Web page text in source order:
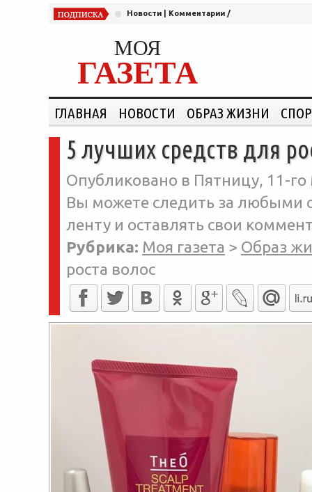
Новости Комментарии /
МОЯ
ГАЗЕТА
ГЛАВНАЯ НОВОСТИ ОБРАЗ ЖИЗНИ
5 лучших средств для
Опубликовано в Пятницу, 11-го
Вы можете следить за любыми
ленту и оставлять свои
Рубрика: Моя газета > Образ
роста волос